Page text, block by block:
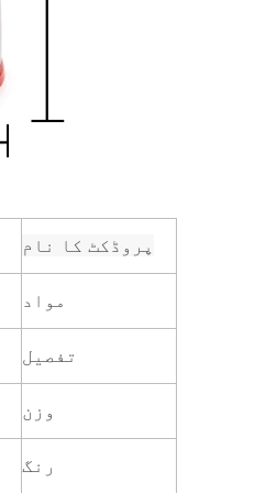
پروڈکٹ کا نام
مواد
تفصیل
وزن
رنگ